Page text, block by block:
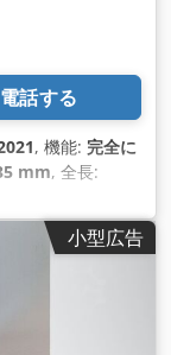
電話する
, 機能: 完全に
mm, 全長:
ラム）, テーブル
: 22 °C, 周囲温
小型広告